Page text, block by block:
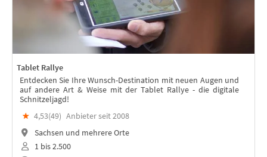
Tablet Rallye
Entdecken Sie Ihre Wunsch-Destination mit neuen Augen und
auf andere Art & Weise mit der Tablet Rallye - die digitale
Schnitzeljagd!
★ 4,53(49) Anbieter seit 2008
Sachsen und mehrere Orte
1 bis 2.500